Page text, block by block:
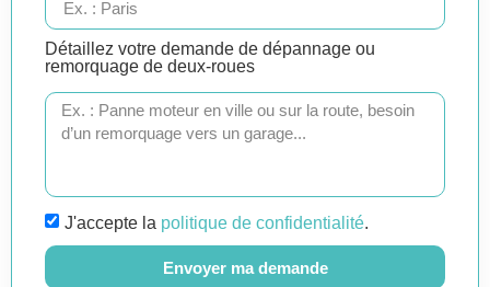
Détaillez votre demande de dépannage ou
remorquage de deux-roues
J'accepte la politique de confidentialité.
Envoyer ma demande